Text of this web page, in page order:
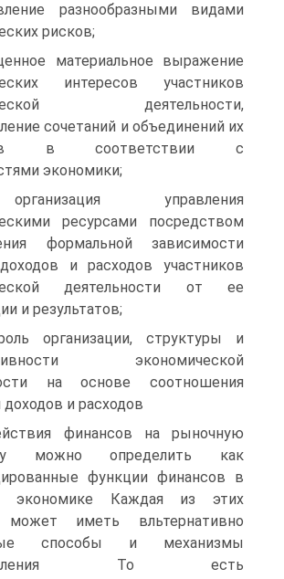
разнообразными видами
рисков;
материальное выражение
интересов участников
деятельности,
сочетаний и объединений их
в соответствии с
экономики;
управления
ресурсами посредством
формальной зависимости
и расходов участников
деятельности от ее
и результатов;
организации, структуры и
экономической
на основе соотношения
и расходов
финансов на рыночную
можно определить как
функции финансов в
экономике Каждая из этих
может иметь вльтернативно
способы и механизмы
То есть